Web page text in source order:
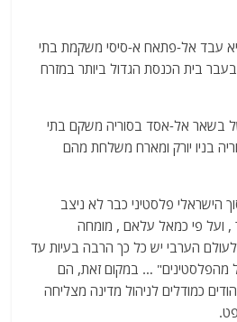
עבד אל-פתאח א-סיסי משקמת בתי
בעבר בית הכנסת הגדול ביותר במזרח
בשאר אל-אסד בסוריה משקם בתי
בניו יורק ומארח משלחת מהם
הישראלי פלסטיני כבר לא ניצב
, ועל פי כמאל עלאם , מומחה
"לעולם הערבי יש כל כך הרבה בעיות עד
… במקום זאת, הם
כמודלים לניהול מדינה מצליחה